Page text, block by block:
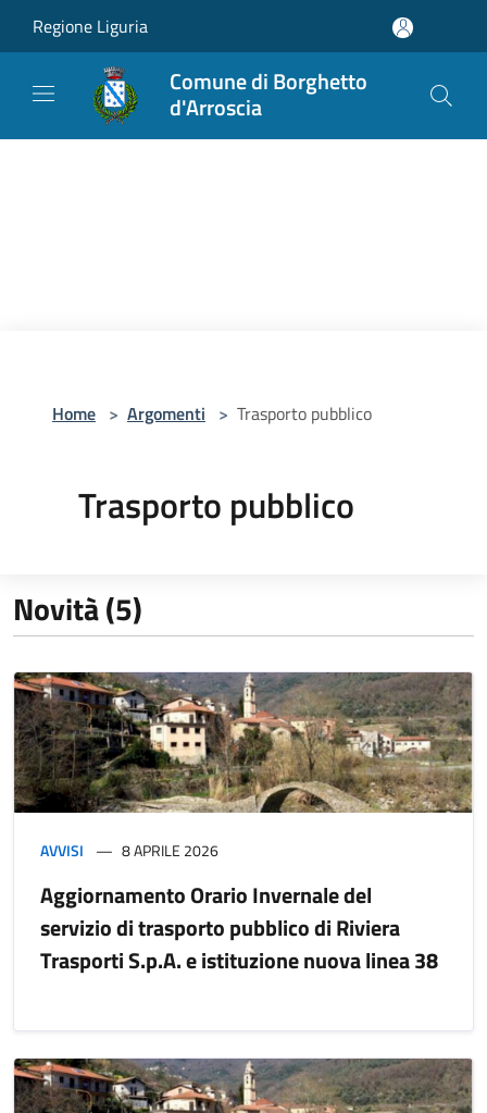
Regione Liguria
Comune di Borghetto
d'Arroscia
Home > Argomenti > Trasporto pubblico
Trasporto pubblico
Novità (5)
AVVISI 8 APRILE 2026
Aggiornamento Orario Invernale del
servizio di trasporto pubblico di Riviera
Trasporti S.p.A. e istituzione nuova linea 38